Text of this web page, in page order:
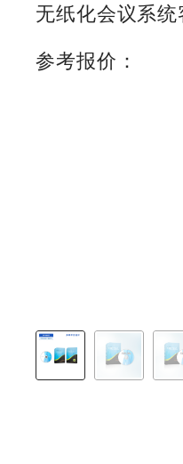
无纸化会议系
参考报价：